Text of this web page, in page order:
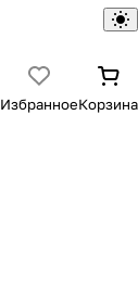
ИзбранноеКорзина